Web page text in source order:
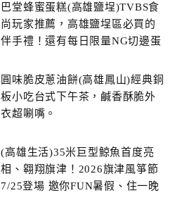
巴堂蜂蜜蛋糕(高雄鹽埕)TVBS食
尚玩家推薦，高雄鹽埕區必買的
伴手禮！還有每日限量NG切邊蛋
圓味脆皮蔥油餅(高雄鳳山)經典銅
板小吃台式下午茶，鹹香酥脆外
衣超唰嘴。
(高雄生活)35米巨型鯨魚首度亮
相、翱翔旗津！2026旗津風箏節
7/25登場 邀你FUN暑假、住一晚